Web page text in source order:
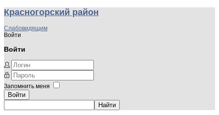
Красногорский район
Слабовидящим
Войти
Войти
Запомнить меня
Войти